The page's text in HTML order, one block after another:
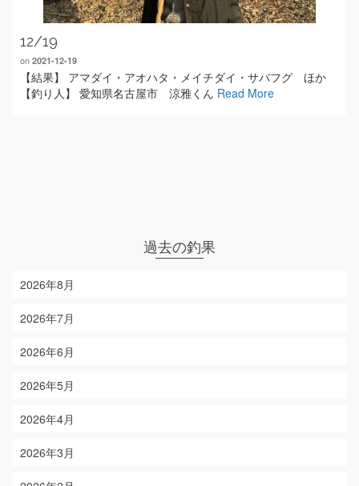
12/19
on 2021-12-19
【結果】 アマダイ・アオハタ・メイチダイ・サバフグ ほか
【釣り人】 愛知県名古屋市 涼雅くん Read More
過去の釣果
2026年8月
2026年7月
2026年6月
2026年5月
2026年4月
2026年3月